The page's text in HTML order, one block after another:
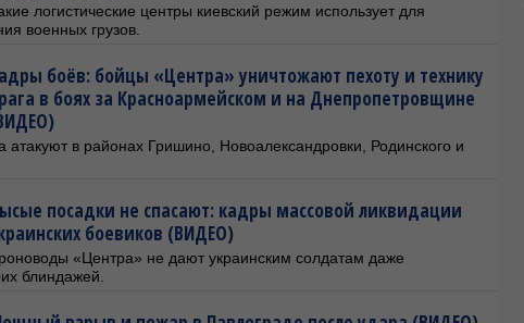
логистические центры киевский режим использует для
военных грузов.
боёв: бойцы «Центра» уничтожают пехоту и технику
в боях за Красноармейском и на Днепропетровщине
атакуют в районах Гришино, Новоалександровки, Родинского и
посадки не спасают: кадры массовой ликвидации
боевиков (ВИДЕО)
«Центра» не дают украинским солдатам даже
блиндажей.